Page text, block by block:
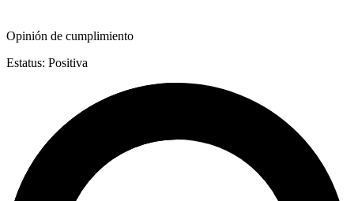
Opinión de cumplimiento
Estatus: Positiva